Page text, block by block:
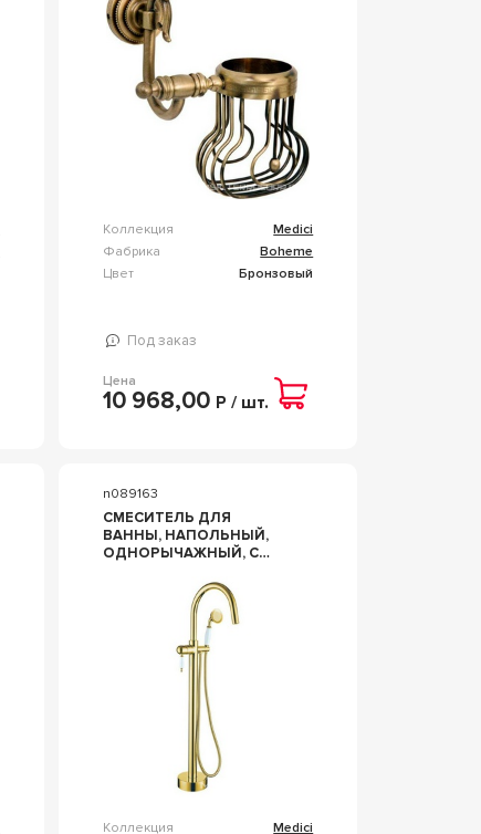
Коллекция
Medici
Фабрика
Boheme
Цвет
Бронзовый
Под заказ
Цена
10 968,00 Р / шт.
n089163
СМЕСИТЕЛЬ ДЛЯ
ВАННЫ, НАПОЛЬНЫЙ,
ОДНОРЫЧАЖНЫЙ, С
ГАРНИТУРОМ,
ЦВ.ЗОЛОТО ZZ BOHEME
Коллекция
Medici